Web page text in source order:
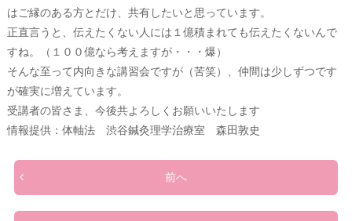
はご縁のある方とだけ、共有したいと思っています。
正直言うと、伝えたくない人には１億積まれても伝えたくないんで
すね。（１００億なら考えますが・・・爆）
そんな至って内向きな講習会ですが（苦笑）、仲間は少しずつです
が確実に増えています。
受講者の皆さま、今後共よろしくお願いいたします
情報提供：体軸法 渋谷鍼灸理学治療室 森田敦史
前へ